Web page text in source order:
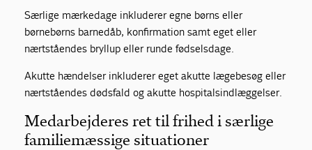
Særlige mærkedage inkluderer egne børns eller
børnebørns barnedåb, konfirmation samt eget eller
nærtståendes bryllup eller runde fødselsdage.
Akutte hændelser inkluderer eget akutte lægebesøg eller
nærtståendes dødsfald og akutte hospitalsindlæggelser.
Medarbejderes ret til frihed i særlige
familiemæssige situationer